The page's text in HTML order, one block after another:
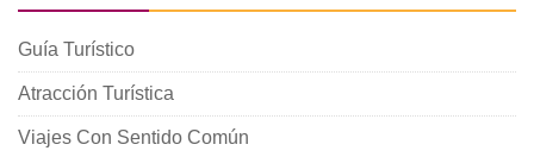
Guía Turístico
Atracción Turística
Viajes Con Sentido Común